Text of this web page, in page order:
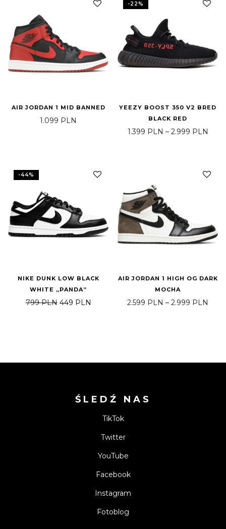
AIR JORDAN 1 MID BANNED
1.099 PLN
-22%
YEEZY BOOST 350 V2 BRED
BLACK RED
1.399 PLN – 2.999 PLN
-44%
NIKE DUNK LOW BLACK
WHITE „PANDA”
799PLN Pierwotna cena wynosiła: 799 PLN.
449 PLN Aktualna cena wynosi: 449 PLN.
AIR JORDAN 1 HIGH OG DARK
MOCHA
2.599 PLN – 2.999 PLN
ŚLEDŹ NAS
TikTok
Twitter
YouTube
Facebook
Instagram
Fotoblog